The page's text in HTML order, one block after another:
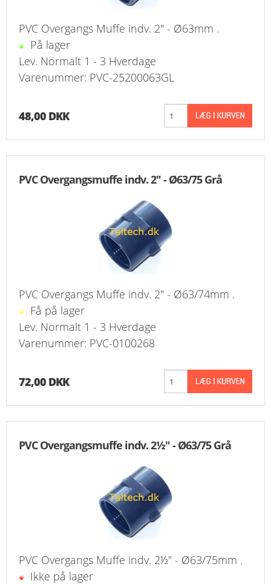
PVC Overgangs Muffe indv. 2" - Ø63mm .
På lager
Lev. Normalt 1 - 3 Hverdage
Varenummer: PVC-25200063GL
48,00 DKK
PVC Overgangsmuffe indv. 2" - Ø63/75 Grå
PVC Overgangs Muffe indv. 2" - Ø63/74mm .
Få på lager
Lev. Normalt 1 - 3 Hverdage
Varenummer: PVC-0100268
72,00 DKK
PVC Overgangsmuffe indv. 2½" - Ø63/75 Grå
PVC Overgangs Muffe indv. 2½" - Ø63/75mm .
Ikke på lager